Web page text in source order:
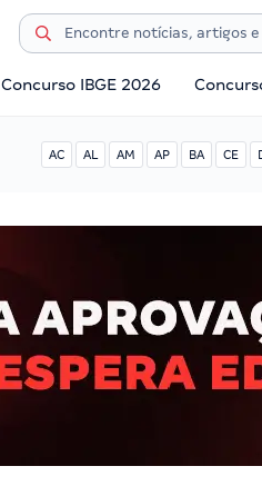
Concurso IBGE 2026
AC AL AM AP BA CE